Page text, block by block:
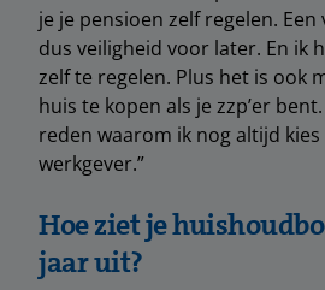
je je pensioen zelf regelen.
dus veiligheid voor later. En ik
zelf te regelen. Plus het is ook
huis te kopen als je zzp’er
reden waarom ik nog altijd
werkgever.”
Hoe ziet je
jaar uit?